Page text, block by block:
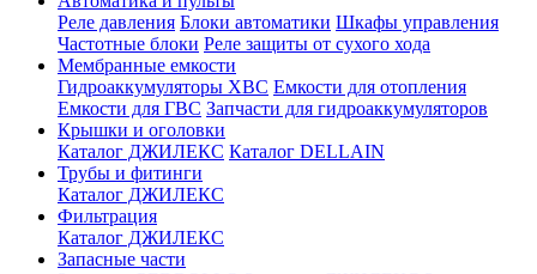
Реле давления Блоки автоматики Шкафы управления
Частотные блоки Реле защиты от сухого хода
Мембранные емкости
Гидроаккумуляторы ХВС Емкости для отопления
Емкости для ГВС Запчасти для гидроаккумуляторов
Крышки и оголовки
Каталог ДЖИЛЕКС Каталог DELLAIN
Трубы и фитинги
Каталог ДЖИЛЕКС
Фильтрация
Каталог ДЖИЛЕКС
Запасные части